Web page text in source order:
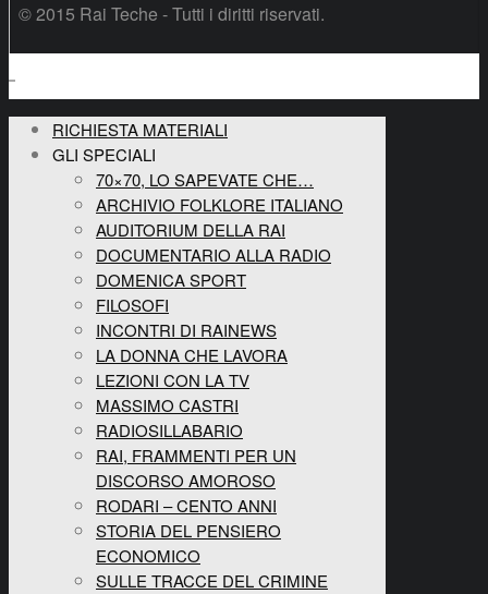
© 2015 Rai Teche - Tutti i diritti riservati.
RICHIESTA MATERIALI
GLI SPECIALI
70×70, LO SAPEVATE CHE…
ARCHIVIO FOLKLORE ITALIANO
AUDITORIUM DELLA RAI
DOCUMENTARIO ALLA RADIO
DOMENICA SPORT
FILOSOFI
INCONTRI DI RAINEWS
LA DONNA CHE LAVORA
LEZIONI CON LA TV
MASSIMO CASTRI
RADIOSILLABARIO
RAI, FRAMMENTI PER UN
DISCORSO AMOROSO
RODARI – CENTO ANNI
STORIA DEL PENSIERO
ECONOMICO
SULLE TRACCE DEL CRIMINE